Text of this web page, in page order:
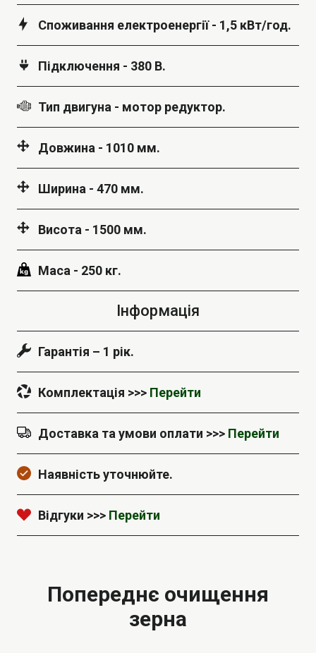
Споживання електроенергії - 1,5 кВт/год.
Підключення - 380 В.
Тип двигуна - мотор редуктор.
Довжина - 1010 мм.
Ширина - 470 мм.
Висота - 1500 мм.
Маса - 250 кг.
Інформація
Гарантія – 1 рік.
Комплектація >>> Перейти
Доставка та умови оплати >>> Перейти
Наявність уточнюйте.
Відгуки >>> Перейти
Попереднє очищення
зерна